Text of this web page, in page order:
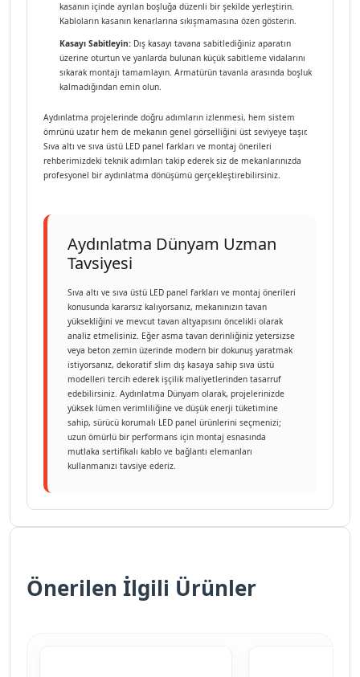
kasanın içinde ayrılan boşluğa düzenli bir şekilde yerleştirin.
Kabloların kasanın kenarlarına sıkışmamasına özen gösterin.
Kasayı Sabitleyin: Dış kasayı tavana sabitlediğiniz aparatın
üzerine oturtun ve yanlarda bulunan küçük sabitleme vidalarını
sıkarak montajı tamamlayın. Armatürün tavanla arasında boşluk
kalmadığından emin olun.
Aydınlatma projelerinde doğru adımların izlenmesi, hem sistem
ömrünü uzatır hem de mekanın genel görselliğini üst seviyeye taşır.
Sıva altı ve sıva üstü LED panel farkları ve montaj önerileri
rehberimizdeki teknik adımları takip ederek siz de mekanlarınızda
profesyonel bir aydınlatma dönüşümü gerçekleştirebilirsiniz.
Aydınlatma Dünyam Uzman
Tavsiyesi
Sıva altı ve sıva üstü LED panel farkları ve montaj önerileri
konusunda kararsız kalıyorsanız, mekanınızın tavan
yüksekliğini ve mevcut tavan altyapısını öncelikli olarak
analiz etmelisiniz. Eğer asma tavan derinliğiniz yetersizse
veya beton zemin üzerinde modern bir dokunuş yaratmak
istiyorsanız, dekoratif slim dış kasaya sahip sıva üstü
modelleri tercih ederek işçilik maliyetlerinden tasarruf
edebilirsiniz. Aydınlatma Dünyam olarak, projelerinizde
yüksek lümen verimliliğine ve düşük enerji tüketimine
sahip, sürücü korumalı LED panel ürünlerini seçmenizi;
uzun ömürlü bir performans için montaj esnasında
mutlaka sertifikalı kablo ve bağlantı elemanları
kullanmanızı tavsiye ederiz.
Önerilen İlgili Ürünler